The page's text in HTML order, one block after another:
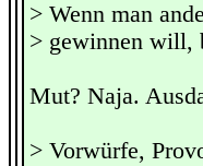
> Wenn man
> gewinnen will,
Mut? Naja.
> Vorwürfe,